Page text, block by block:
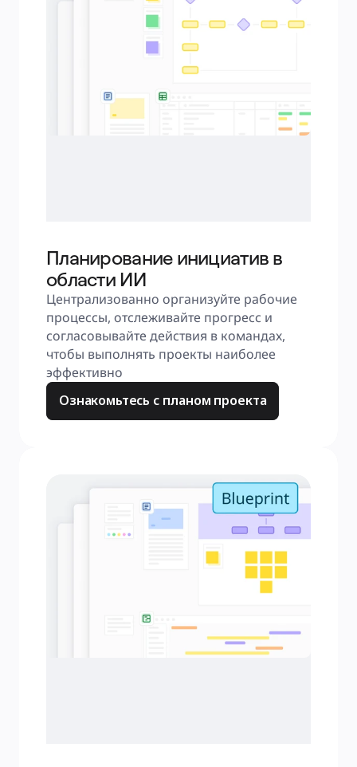
Планирование инициатив в
области ИИ
Централизованно организуйте рабочие
процессы, отслеживайте прогресс и
согласовывайте действия в командах,
чтобы выполнять проекты наиболее
эффективно
Ознакомьтесь с планом проекта